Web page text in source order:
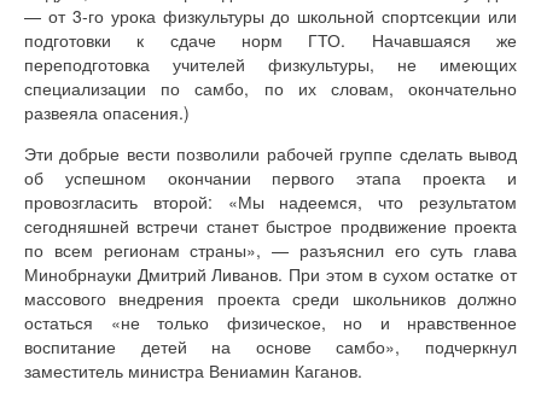
— от 3-го урока физкультуры до школьной спортсекции или
подготовки к сдаче норм ГТО. Начавшаяся же
переподготовка учителей физкультуры, не имеющих
специализации по самбо, по их словам, окончательно
развеяла опасения.)
Эти добрые вести позволили рабочей группе сделать вывод
об успешном окончании первого этапа проекта и
провозгласить второй: «Мы надеемся, что результатом
сегодняшней встречи станет быстрое продвижение проекта
по всем регионам страны», — разъяснил его суть глава
Минобрнауки Дмитрий Ливанов. При этом в сухом остатке от
массового внедрения проекта среди школьников должно
остаться «не только физическое, но и нравственное
воспитание детей на основе самбо», подчеркнул
заместитель министра Вениамин Каганов.